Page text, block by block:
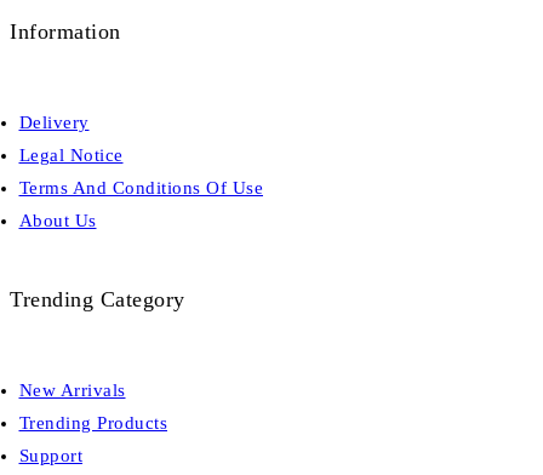
Information
Delivery
Legal Notice
Terms And Conditions Of Use
About Us
Trending Category
New Arrivals
Trending Products
Support